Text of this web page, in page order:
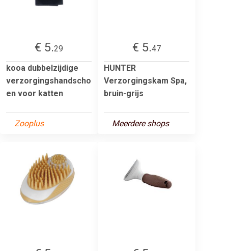
€ 5.29
kooa dubbelzijdige
verzorgingshandscho
en voor katten
Zooplus
€ 5.47
HUNTER
Verzorgingskam Spa,
bruin-grijs
Meerdere shops